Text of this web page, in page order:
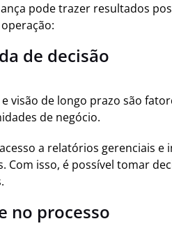
pode trazer resultados
de decisão
visão de longo prazo são
de negócio.
a relatórios gerenciais
Com isso, é possível tomar
no processo